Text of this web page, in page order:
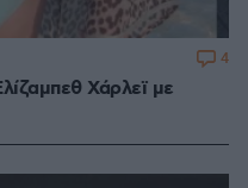
Χάρλεϊ με
4